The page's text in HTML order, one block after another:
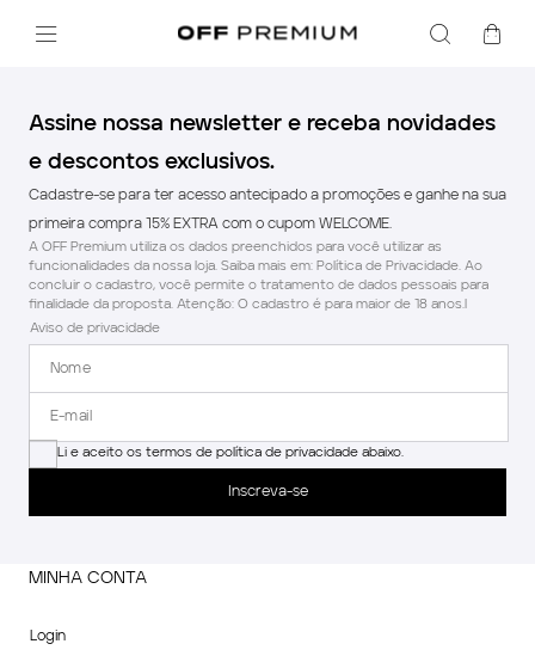
Assine nossa newsletter e receba novidades
e descontos exclusivos.
Cadastre-se para ter acesso antecipado a promoções e ganhe na sua
primeira compra 15% EXTRA com o cupom WELCOME.
A OFF Premium utiliza os dados preenchidos para você utilizar as
funcionalidades da nossa loja. Saiba mais em: Política de Privacidade. Ao
concluir o cadastro, você permite o tratamento de dados pessoais para
finalidade da proposta. Atenção: O cadastro é para maior de 18 anos.l
Aviso de privacidade
Li e aceito os termos de política de privacidade abaixo.
Inscreva-se
MINHA CONTA
Login